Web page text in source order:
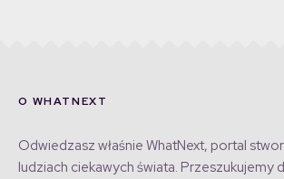
O WHATNEXT
Odwiedzasz właśnie WhatNext, portal
ludziach ciekawych świata. Przeszukujemy